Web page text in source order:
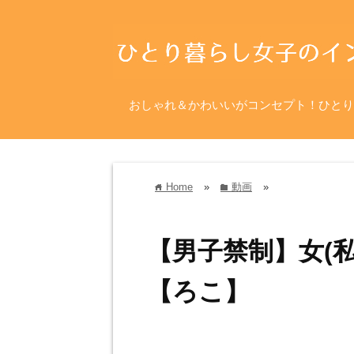
おしゃれ＆かわいいがコンセプト！ひと
home Home » folder 動画 »
【男子禁制】女(
【ろこ】